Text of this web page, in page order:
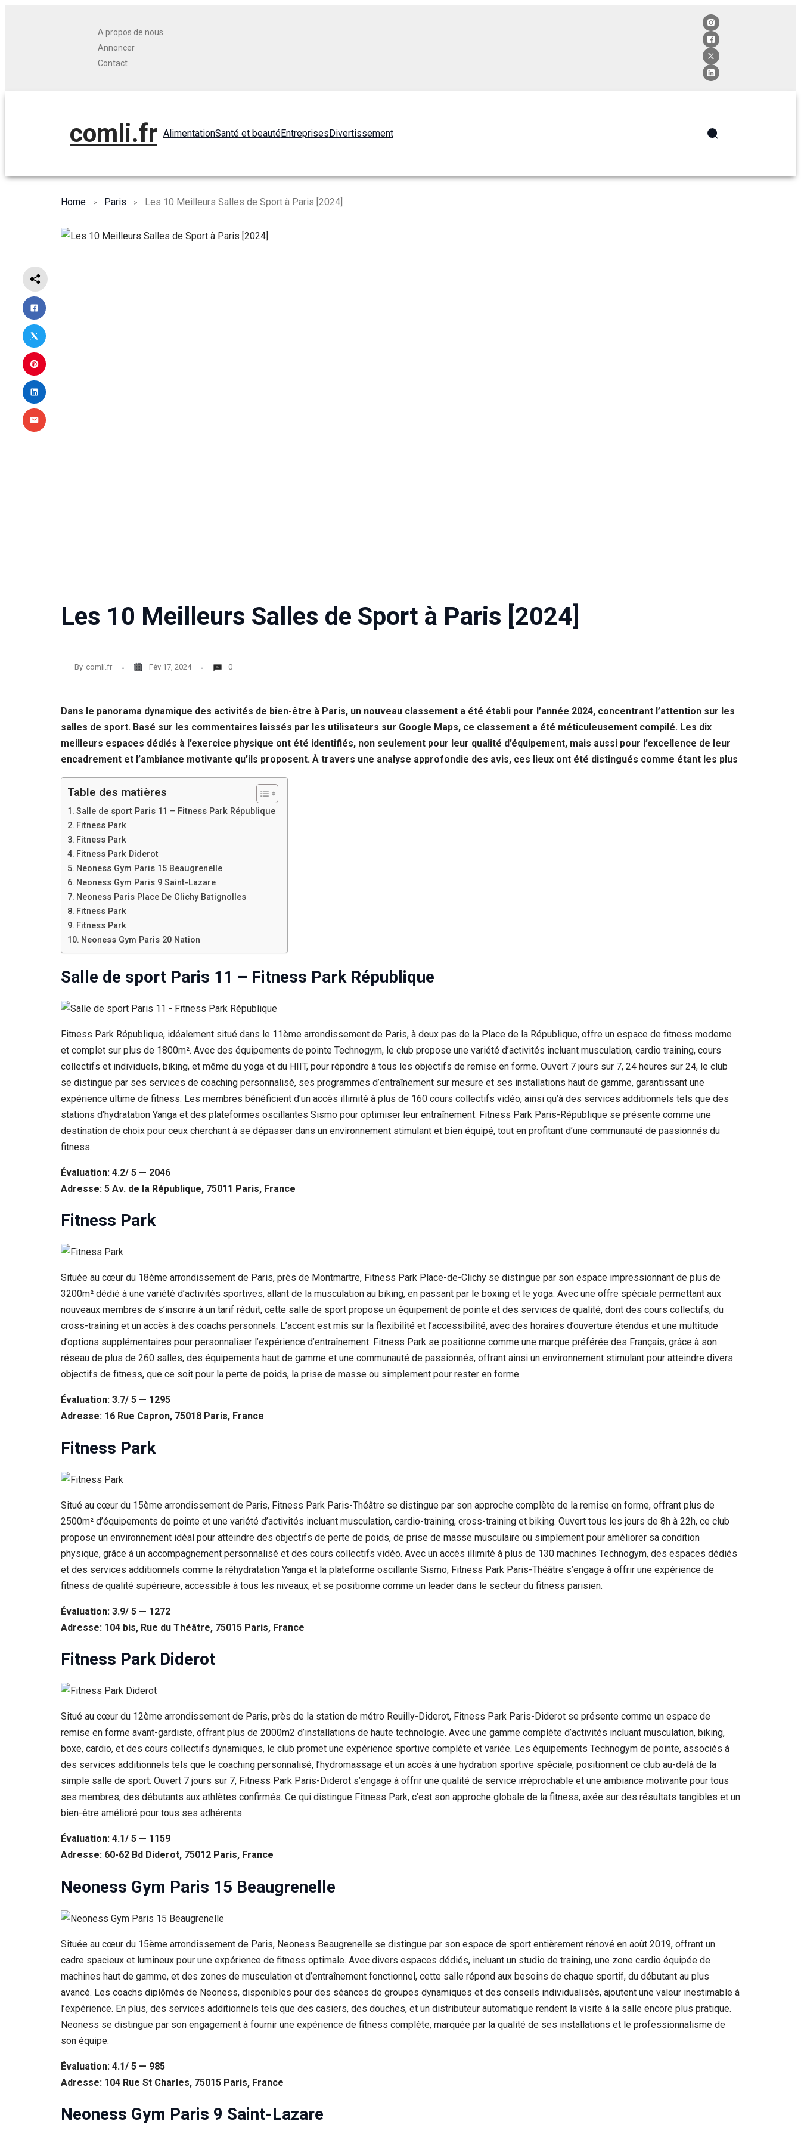
A propos de nous
Annoncer
Contact
comli.fr AlimentationSanté et beautéEntreprisesDivertissement
Home Paris Les 10 Meilleurs Salles de Sport à Paris [2024]
Les 10 Meilleurs Salles de Sport à Paris [2024]
By comli.fr Fév 17, 2024 0
Dans le panorama dynamique des activités de bien-être à Paris, un nouveau classement a été établi pour l’année 2024, concentrant l’attention sur les
salles de sport. Basé sur les commentaires laissés par les utilisateurs sur Google Maps, ce classement a été méticuleusement compilé. Les dix
meilleurs espaces dédiés à l’exercice physique ont été identifiés, non seulement pour leur qualité d’équipement, mais aussi pour l’excellence de leur
encadrement et l’ambiance motivante qu’ils proposent. À travers une analyse approfondie des avis, ces lieux ont été distingués comme étant les plus
Table des matières
Salle de sport Paris 11 – Fitness Park République
Fitness Park
Fitness Park
Fitness Park Diderot
Neoness Gym Paris 15 Beaugrenelle
Neoness Gym Paris 9 Saint-Lazare
Neoness Paris Place De Clichy Batignolles
Fitness Park
Fitness Park
Neoness Gym Paris 20 Nation
Salle de sport Paris 11 – Fitness Park République
Fitness Park République, idéalement situé dans le 11ème arrondissement de Paris, à deux pas de la Place de la République, offre un espace de fitness moderne
et complet sur plus de 1800m². Avec des équipements de pointe Technogym, le club propose une variété d’activités incluant musculation, cardio training, cours
collectifs et individuels, biking, et même du yoga et du HIIT, pour répondre à tous les objectifs de remise en forme. Ouvert 7 jours sur 7, 24 heures sur 24, le club
se distingue par ses services de coaching personnalisé, ses programmes d’entraînement sur mesure et ses installations haut de gamme, garantissant une
expérience ultime de fitness. Les membres bénéficient d’un accès illimité à plus de 160 cours collectifs vidéo, ainsi qu’à des services additionnels tels que des
stations d’hydratation Yanga et des plateformes oscillantes Sismo pour optimiser leur entraînement. Fitness Park Paris-République se présente comme une
destination de choix pour ceux cherchant à se dépasser dans un environnement stimulant et bien équipé, tout en profitant d’une communauté de passionnés du
fitness.
Évaluation: 4.2/ 5 — 2046
Adresse: 5 Av. de la République, 75011 Paris, France
Fitness Park
Située au cœur du 18ème arrondissement de Paris, près de Montmartre, Fitness Park Place-de-Clichy se distingue par son espace impressionnant de plus de
3200m² dédié à une variété d’activités sportives, allant de la musculation au biking, en passant par le boxing et le yoga. Avec une offre spéciale permettant aux
nouveaux membres de s’inscrire à un tarif réduit, cette salle de sport propose un équipement de pointe et des services de qualité, dont des cours collectifs, du
cross-training et un accès à des coachs personnels. L’accent est mis sur la flexibilité et l’accessibilité, avec des horaires d’ouverture étendus et une multitude
d’options supplémentaires pour personnaliser l’expérience d’entraînement. Fitness Park se positionne comme une marque préférée des Français, grâce à son
réseau de plus de 260 salles, des équipements haut de gamme et une communauté de passionnés, offrant ainsi un environnement stimulant pour atteindre divers
objectifs de fitness, que ce soit pour la perte de poids, la prise de masse ou simplement pour rester en forme.
Évaluation: 3.7/ 5 — 1295
Adresse: 16 Rue Capron, 75018 Paris, France
Fitness Park
Situé au cœur du 15ème arrondissement de Paris, Fitness Park Paris-Théâtre se distingue par son approche complète de la remise en forme, offrant plus de
2500m² d’équipements de pointe et une variété d’activités incluant musculation, cardio-training, cross-training et biking. Ouvert tous les jours de 8h à 22h, ce club
propose un environnement idéal pour atteindre des objectifs de perte de poids, de prise de masse musculaire ou simplement pour améliorer sa condition
physique, grâce à un accompagnement personnalisé et des cours collectifs vidéo. Avec un accès illimité à plus de 130 machines Technogym, des espaces dédiés
et des services additionnels comme la réhydratation Yanga et la plateforme oscillante Sismo, Fitness Park Paris-Théâtre s’engage à offrir une expérience de
fitness de qualité supérieure, accessible à tous les niveaux, et se positionne comme un leader dans le secteur du fitness parisien.
Évaluation: 3.9/ 5 — 1272
Adresse: 104 bis, Rue du Théâtre, 75015 Paris, France
Fitness Park Diderot
Situé au cœur du 12ème arrondissement de Paris, près de la station de métro Reuilly-Diderot, Fitness Park Paris-Diderot se présente comme un espace de
remise en forme avant-gardiste, offrant plus de 2000m2 d’installations de haute technologie. Avec une gamme complète d’activités incluant musculation, biking,
boxe, cardio, et des cours collectifs dynamiques, le club promet une expérience sportive complète et variée. Les équipements Technogym de pointe, associés à
des services additionnels tels que le coaching personnalisé, l’hydromassage et un accès à une hydration sportive spéciale, positionnent ce club au-delà de la
simple salle de sport. Ouvert 7 jours sur 7, Fitness Park Paris-Diderot s’engage à offrir une qualité de service irréprochable et une ambiance motivante pour tous
ses membres, des débutants aux athlètes confirmés. Ce qui distingue Fitness Park, c’est son approche globale de la fitness, axée sur des résultats tangibles et un
bien-être amélioré pour tous ses adhérents.
Évaluation: 4.1/ 5 — 1159
Adresse: 60-62 Bd Diderot, 75012 Paris, France
Neoness Gym Paris 15 Beaugrenelle
Située au cœur du 15ème arrondissement de Paris, Neoness Beaugrenelle se distingue par son espace de sport entièrement rénové en août 2019, offrant un
cadre spacieux et lumineux pour une expérience de fitness optimale. Avec divers espaces dédiés, incluant un studio de training, une zone cardio équipée de
machines haut de gamme, et des zones de musculation et d’entraînement fonctionnel, cette salle répond aux besoins de chaque sportif, du débutant au plus
avancé. Les coachs diplômés de Neoness, disponibles pour des séances de groupes dynamiques et des conseils individualisés, ajoutent une valeur inestimable à
l’expérience. En plus, des services additionnels tels que des casiers, des douches, et un distributeur automatique rendent la visite à la salle encore plus pratique.
Neoness se distingue par son engagement à fournir une expérience de fitness complète, marquée par la qualité de ses installations et le professionnalisme de
son équipe.
Évaluation: 4.1/ 5 — 985
Adresse: 104 Rue St Charles, 75015 Paris, France
Neoness Gym Paris 9 Saint-Lazare
Nécessaire
fonctionnalité
et la structure
Experience
Afin que notre
aussi bien que
possible lors
de votre visite.
fonctionnalités
En partageant
votre intérêt et
lorsque vous
visitez notre
augmentez les
personnalisés.